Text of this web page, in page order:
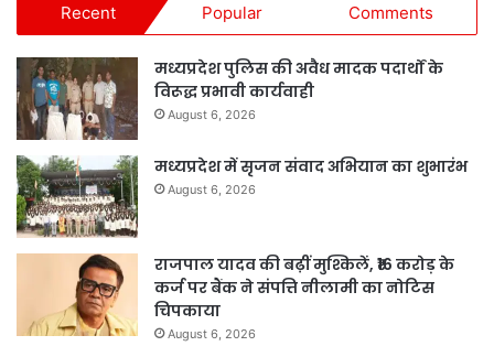
Recent Popular Comments
मध्यप्रदेश पुलिस की अवैध मादक पदार्थों के
विरूद्ध प्रभावी कार्यवाही
August 6, 2026
मध्यप्रदेश में सृजन संवाद अभियान का शुभारंभ
August 6, 2026
राजपाल यादव की बढ़ीं मुश्किलें, ₹16 करोड़ के
कर्ज पर बैंक ने संपत्ति नीलामी का नोटिस
चिपकाया
August 6, 2026